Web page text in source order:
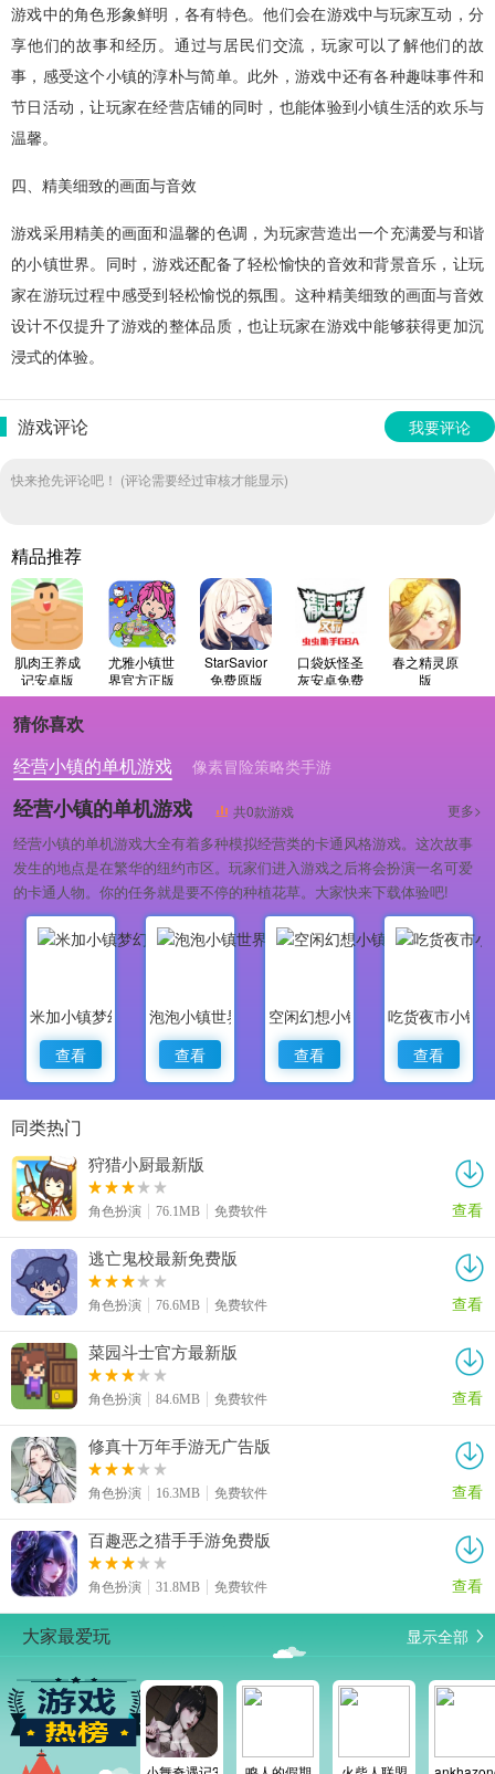
游戏中的角色形象鲜明，各有特色。他们会在游戏中与玩家互动，分
享他们的故事和经历。通过与居民们交流，玩家可以了解他们的故
事，感受这个小镇的淳朴与简单。此外，游戏中还有各种趣味事件和
节日活动，让玩家在经营店铺的同时，也能体验到小镇生活的欢乐与
温馨。
四、精美细致的画面与音效
游戏采用精美的画面和温馨的色调，为玩家营造出一个充满爱与和谐
的小镇世界。同时，游戏还配备了轻松愉快的音效和背景音乐，让玩
家在游玩过程中感受到轻松愉悦的氛围。这种精美细致的画面与音效
设计不仅提升了游戏的整体品质，也让玩家在游戏中能够获得更加沉
浸式的体验。
游戏评论 我要评论
快来抢先评论吧！ (评论需要经过审核才能显示)
精品推荐
肌肉王养成
记安卓版
尤雅小镇世
界官方正版
StarSavior
免费原版
口袋妖怪圣
灰安卓免费
版
春之精灵原
版
猜你喜欢
经营小镇的单机游戏
像素冒险策略类手游
2024最火爆的单机手游
经营小镇的单机游戏 共0款游戏 更多>
经营小镇的单机游戏大全有着多种模拟经营类的卡通风格游戏。这次故事
发生的地点是在繁华的纽约市区。玩家们进入游戏之后将会扮演一名可爱
的卡通人物。你的任务就是要不停的种植花草。大家快来下载体验吧!
米加小镇梦幻世界
查看
泡泡小镇世界
查看
空闲幻想小镇大亨
查看
吃货夜市小镇
查看
同类热门
狩猎小厨最新版
角色扮演 76.1MB 免费软件 查看
逃亡鬼校最新免费版
角色扮演 76.6MB 免费软件 查看
菜园斗士官方最新版
角色扮演 84.6MB 免费软件 查看
修真十万年手游无广告版
角色扮演 16.3MB 免费软件 查看
百趣恶之猎手手游免费版
角色扮演 31.8MB 免费软件 查看
大家最爱玩 显示全部